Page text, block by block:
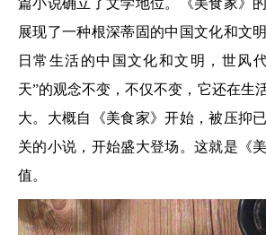
篇小说确立了文学地位。《美食家》
展现了一种根深蒂固的中国文化和文
日常生活的中国文化和文明，世风
天”的观念不变，不仅不变，它还在生
大。大概自《美食家》开始，被压抑
关的小说，开始盛大登场。这就是《
值。